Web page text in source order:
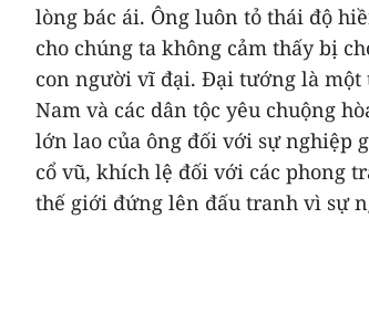
lòng bác ái. Ông luôn tỏ thái độ
cho chúng ta không cảm thấy bị
con người vĩ đại. Đại tướng là một
Nam và các dân tộc yêu chuộng
lớn lao của ông đối với sự nghiệp
cổ vũ, khích lệ đối với các phong
thế giới đứng lên đấu tranh vì sự